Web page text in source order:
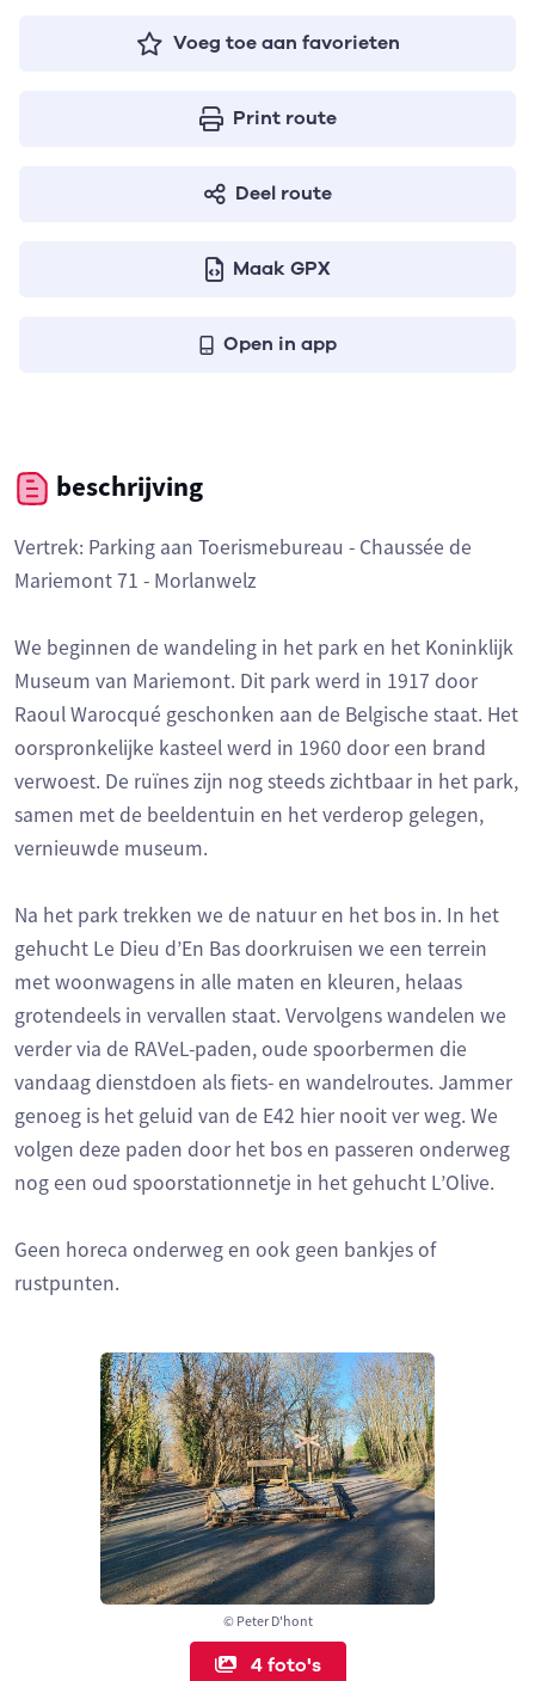
Voeg toe aan favorieten
Print route
Deel route
Maak GPX
Open in app
© Peter D'hont
4 foto's
beschrijving
Vertrek: Parking aan Toerismebureau - Chaussée de
Mariemont 71 - Morlanwelz
We beginnen de wandeling in het park en het Koninklijk
Museum van Mariemont. Dit park werd in 1917 door
Raoul Warocqué geschonken aan de Belgische staat. Het
oorspronkelijke kasteel werd in 1960 door een brand
verwoest. De ruïnes zijn nog steeds zichtbaar in het park,
samen met de beeldentuin en het verderop gelegen,
vernieuwde museum.
Na het park trekken we de natuur en het bos in. In het
gehucht Le Dieu d’En Bas doorkruisen we een terrein
met woonwagens in alle maten en kleuren, helaas
grotendeels in vervallen staat. Vervolgens wandelen we
verder via de RAVeL-paden, oude spoorbermen die
vandaag dienstdoen als fiets- en wandelroutes. Jammer
genoeg is het geluid van de E42 hier nooit ver weg. We
volgen deze paden door het bos en passeren onderweg
nog een oud spoorstationnetje in het gehucht L’Olive.
Geen horeca onderweg en ook geen bankjes of
rustpunten.